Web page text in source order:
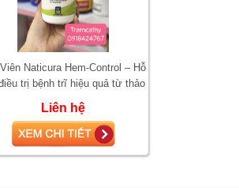
Naticura Hem-Control – Hỗ
trị bệnh trĩ hiệu quả từ thảo
dược tự nhiên
Liên hệ